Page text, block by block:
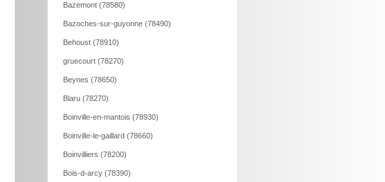
Bazemont (78580)
Bazoches-sur-guyonne (78490)
Behoust (78910)
gruecourt (78270)
Beynes (78650)
Blaru (78270)
Boinville-en-mantois (78930)
Boinville-le-gaillard (78660)
Boinvilliers (78200)
Bois-d-arcy (78390)